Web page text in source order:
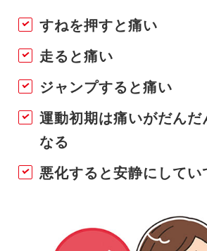
すねを押すと痛い
走ると痛い
ジャンプすると痛い
運動初期は痛いがだんだ
なる
悪化すると安静にしてい